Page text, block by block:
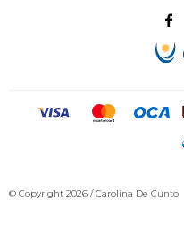

© Copyright 2026 / Carolina De Cunto